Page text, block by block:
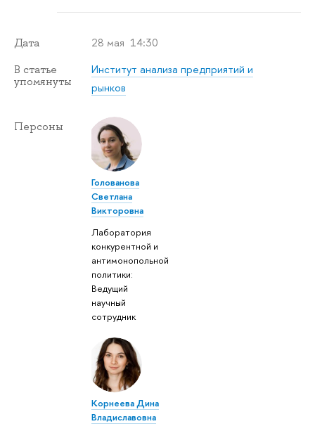
Дата 28 мая 14:30
В статье
упомянуты
Институт анализа предприятий и
рынков
Персоны
Голованова
Светлана
Викторовна
Лаборатория
конкурентной и
антимонопольной
политики:
Ведущий
научный
сотрудник
Корнеева Дина
Владиславовна